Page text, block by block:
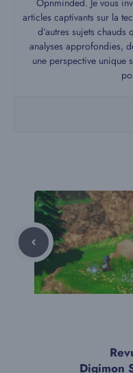
Opnminded. Je vous
articles captivants sur la
d’autres sujets chauds
analyses approfondies,
une perspective unique
Digimon